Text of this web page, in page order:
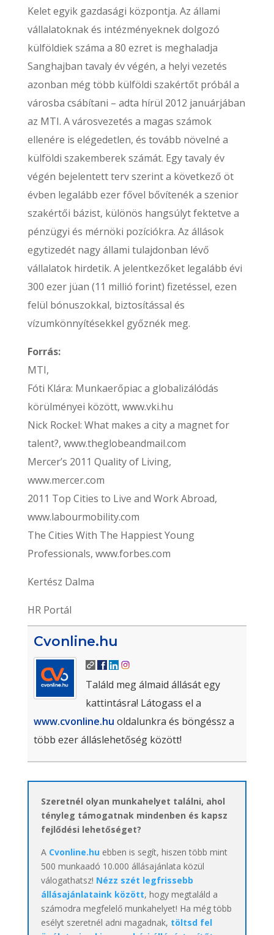
Kelet egyik gazdasági központja. Az állami
vállalatoknak és intézményeknek dolgozó
külföldiek száma a 80 ezret is meghaladja
Sanghajban tavaly év végén, a helyi vezetés
azonban még több külföldi szakértőt próbál a
városba csábítani – adta hírül 2012 januárjában
az MTI. A városvezetés a magas számok
ellenére is elégedetlen, és tovább növelné a
külföldi szakemberek számát. Egy tavaly év
végén bejelentett terv szerint a következő öt
évben legalább ezer fővel bővítenék a szenior
szakértői bázist, különös hangsúlyt fektetve a
pénzügyi és mérnöki pozíciókra. Az állások
egytizedét nagy állami tulajdonban lévő
vállalatok hirdetik. A jelentkezőket legalább évi
300 ezer jüan (11 millió forint) fizetéssel, ezen
felül bónuszokkal, biztosítással és
vízumkönnyítésekkel győznék meg.
Forrás:
MTI,
Fóti Klára: Munkaerőpiac a globalizálódás
körülményei között, www.vki.hu
Nick Rockel: What makes a city a magnet for
talent?, www.theglobeandmail.com
Mercer’s 2011 Quality of Living,
www.mercer.com
2011 Top Cities to Live and Work Abroad,
www.labourmobility.com
The Cities With The Happiest Young
Professionals, www.forbes.com
Kertész Dalma
HR Portál
Cvonline.hu
Találd meg álmaid állását egy
kattintásra! Látogass el a
www.cvonline.hu oldalunkra és böngéssz a
több ezer álláslehetőség között!
Szeretnél olyan munkahelyet találni, ahol
tényleg támogatnak mindenben és kapsz
fejlődési lehetőséget?
A Cvonline.huebben is segít, hiszen több mint
500 munkaadó 10.000 állásajánlata közül
válogathatsz! Nézz szét legfrissebb
állásajánlataink között, hogy megtaláld a
számodra megfelelő munkahelyet! Ha még több
esélyt szeretnél adni magadnak, töltsd fel